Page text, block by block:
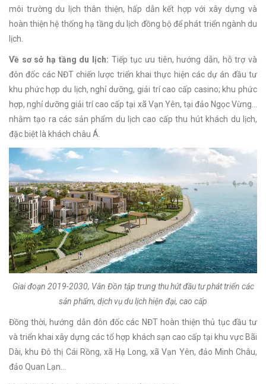
môi trường du lịch thân thiện, hấp dẫn kết hợp với xây dựng và
hoàn thiện hệ thống hạ tầng du lịch đồng bộ để phát triển ngành du
lịch.
Về sơ sở hạ tầng du lịch: Tiếp tục ưu tiên, hướng dẫn, hỗ trợ và
đôn đốc các NĐT chiến lược triển khai thực hiện các dự án đầu tư
khu phức hợp du lịch, nghỉ dưỡng, giải trí cao cấp casino; khu phức
hợp, nghỉ dưỡng giải trí cao cấp tại xã Vạn Yên, tại đảo Ngọc Vừng…
nhằm tạo ra các sản phẩm du lịch cao cấp thu hút khách du lịch,
đặc biệt là khách châu Á.
Giai đoạn 2019-2030, Vân Đồn tập trung thu hút đầu tư phát triển các
sản phẩm, dịch vụ du lịch hiện đại, cao cấp
Đồng thời, hướng dẫn đôn đốc các NĐT hoàn thiện thủ tục đầu tư
và triển khai xây dựng các tổ hợp khách sạn cao cấp tại khu vực Bãi
Dài, khu Đô thị Cái Rồng, xã Hạ Long, xã Vạn Yên, đảo Minh Châu,
đảo Quan Lạn…